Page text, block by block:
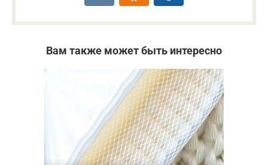
Вам также может быть интересно